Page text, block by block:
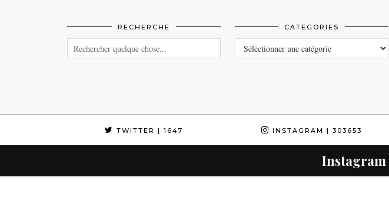
RECHERCHE CATEGORIES
CATEGORIES
TWITTER | 1647 INSTAGRAM | 303653
Instagram